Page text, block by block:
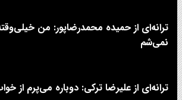
ترانه‌ای از حمیده محمدرضاپور: من
نمی‌شم
ترانه‌ای از علیرضا ترکی: دوباره می‌پرم از